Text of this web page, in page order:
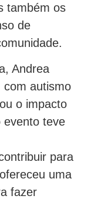
também os
de
Andrea
com autismo
o impacto
evento teve
para
uma
fazer